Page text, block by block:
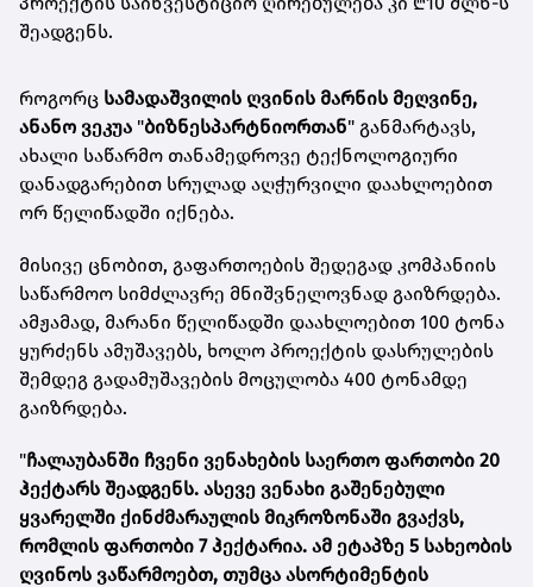
შეადგენს.
როგორც სამადაშვილის ღვინის მარნის მეღვინე,
ანანო ვეკუა "ბიზნესპარტნიორთან" განმარტავს,
ახალი საწარმო თანამედროვე ტექნოლოგიური
დანადგარებით სრულად აღჭურვილი დაახლოებით
ორ წელიწადში იქნება.
მისივე ცნობით, გაფართოების შედეგად კომპანიის
საწარმოო სიმძლავრე მნიშვნელოვნად გაიზრდება.
ამჟამად, მარანი წელიწადში დაახლოებით 100 ტონა
ყურძენს ამუშავებს, ხოლო პროექტის დასრულების
შემდეგ გადამუშავების მოცულობა 400 ტონამდე
გაიზრდება.
"ჩალაუბანში ჩვენი ვენახების საერთო ფართობი 20
ჰექტარს შეადგენს. ასევე ვენახი გაშენებული
ყვარელში ქინძმარაულის მიკროზონაში გვაქვს,
რომლის ფართობი 7 ჰექტარია. ამ ეტაპზე 5 სახეობის
ღვინოს ვაწარმოებთ, თუმცა ასორტიმენტის